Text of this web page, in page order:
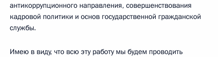
антикоррупционного направления, совершенствования
кадровой политики и основ государственной гражданской
службы.
Имею в виду, что всю эту работу мы будем проводить